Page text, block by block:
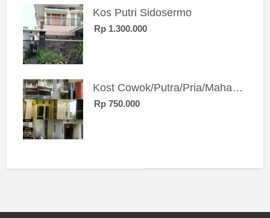
Kos Putri Sidosermo
Rp 1.300.000
Kost Cowok/Putra/Pria/Mahasiswa/Karyawan SIngle eksklusif bangunan baru
Rp 750.000